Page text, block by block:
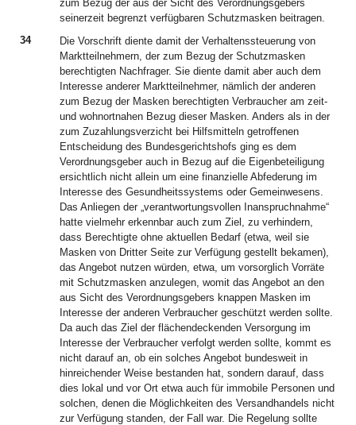
zum Bezug der aus der Sicht des Verordnungsgebers
seinerzeit begrenzt verfügbaren Schutzmasken beitragen.
34
Die Vorschrift diente damit der Verhaltenssteuerung von
Marktteilnehmern, der zum Bezug der Schutzmasken
berechtigten Nachfrager. Sie diente damit aber auch dem
Interesse anderer Marktteilnehmer, nämlich der anderen
zum Bezug der Masken berechtigten Verbraucher am zeit-
und wohnortnahen Bezug dieser Masken. Anders als in der
zum Zuzahlungsverzicht bei Hilfsmitteln getroffenen
Entscheidung des Bundesgerichtshofs ging es dem
Verordnungsgeber auch in Bezug auf die Eigenbeteiligung
ersichtlich nicht allein um eine finanzielle Abfederung im
Interesse des Gesundheitssystems oder Gemeinwesens.
Das Anliegen der „verantwortungsvollen Inanspruchnahme“
hatte vielmehr erkennbar auch zum Ziel, zu verhindern,
dass Berechtigte ohne aktuellen Bedarf (etwa, weil sie
Masken von Dritter Seite zur Verfügung gestellt bekamen),
das Angebot nutzen würden, etwa, um vorsorglich Vorräte
mit Schutzmasken anzulegen, womit das Angebot an den
aus Sicht des Verordnungsgebers knappen Masken im
Interesse der anderen Verbraucher geschützt werden sollte.
Da auch das Ziel der flächendeckenden Versorgung im
Interesse der Verbraucher verfolgt werden sollte, kommt es
nicht darauf an, ob ein solches Angebot bundesweit in
hinreichender Weise bestanden hat, sondern darauf, dass
dies lokal und vor Ort etwa auch für immobile Personen und
solchen, denen die Möglichkeiten des Versandhandels nicht
zur Verfügung standen, der Fall war. Die Regelung sollte